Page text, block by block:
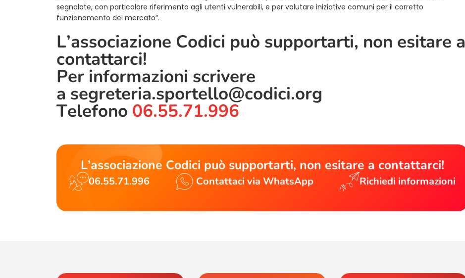
segnalate, con particolare riferimento agli utenti vulnerabili, e per valutare iniziative comuni per il corretto
funzionamento del mercato”.
L’associazione Codici può supportarti, non esitare a
contattarci!
Per informazioni scrivere
a segreteria.sportello@codici.org
Telefono 06.55.71.996
L’associazione Codici può supportarti, non esitare a contattarci!
06.55.71.996 Contattaci via WhatsApp Richiedi informazioni